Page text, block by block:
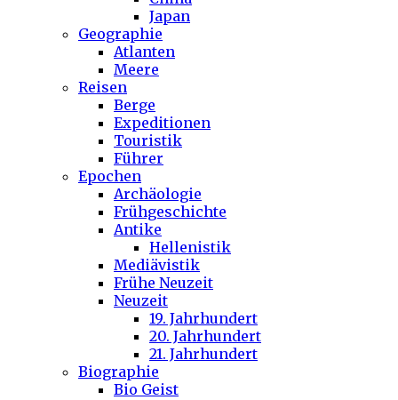
Japan
Geographie
Atlanten
Meere
Reisen
Berge
Expeditionen
Touristik
Führer
Epochen
Archäologie
Frühgeschichte
Antike
Hellenistik
Mediävistik
Frühe Neuzeit
Neuzeit
19. Jahrhundert
20. Jahrhundert
21. Jahrhundert
Biographie
Bio Geist